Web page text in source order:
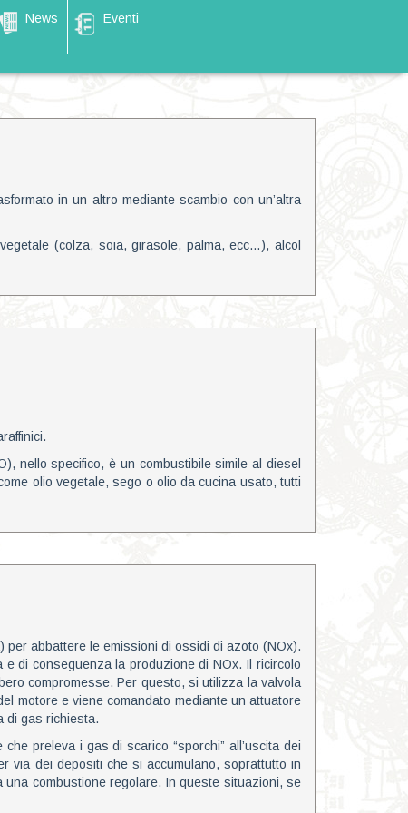
News Eventi
in un altro mediante scambio con un’altra
(colza, soia, girasole, palma, ecc…), alcol
nello specifico, è un combustibile simile al diesel
olio vegetale, sego o olio da cucina usato, tutti
abbattere le emissioni di ossidi di azoto (NOx).
di conseguenza la produzione di NOx. Il ricircolo
compromesse. Per questo, si utilizza la valvola
motore e viene comandato mediante un attuatore
di gas richiesta.
preleva i gas di scarico “sporchi” all’uscita dei
via dei depositi che si accumulano, soprattutto in
una combustione regolare. In queste situazioni, se